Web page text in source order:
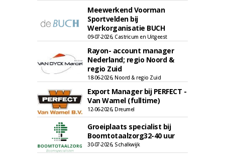
Meewerkend Voorman
Sportvelden bij
Werkorganisatie BUCH
09-07-2026, Castricum en Uitgeest
Rayon- account manager
Nederland; regio Noord &
regio Zuid
18-06-2026, Noord & regio Zuid
Export Manager bij PERFECT -
Van Wamel (fulltime)
12-06-2026, Dreumel
Groeiplaats specialist bij
Boomtotaalzorg32-40 uur
30-07-2026, Schalkwijk